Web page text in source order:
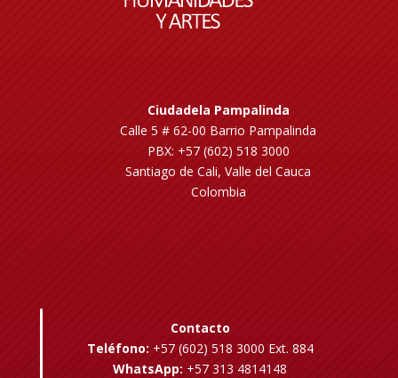
Ciudadela Pampalinda
Calle 5 # 62-00 Barrio Pampalinda
PBX: +57 (602) 518 3000
Santiago de Cali, Valle del Cauca
Colombia
Contacto
Teléfono: +57 (602) 518 3000 Ext. 884
WhatsApp: +57 313 4814148